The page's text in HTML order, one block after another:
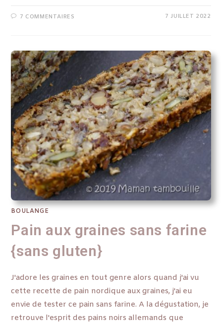
7 COMMENTAIRES 7 JUILLET 2022
BOULANGE
Pain aux graines sans farine
{sans gluten}
J'adore les graines en tout genre alors quand j'ai vu
cette recette de pain nordique aux graines, j'ai eu
envie de tester ce pain sans farine. A la dégustation, je
retrouve l'esprit des pains noirs allemands que